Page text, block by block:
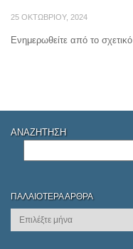
25 ΟΚΤΩΒΡΊΟΥ, 2024
Ενημερωθείτε από το σχετικό
ΑΝΑΖΗΤΗΣΗ
ΠΑΛΑΙΌΤΕΡΑ ΆΡΘΡΑ